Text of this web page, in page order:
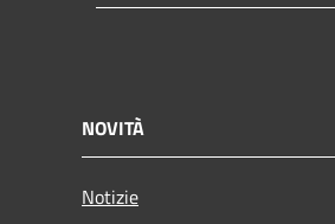
NOVITÀ
Notizie